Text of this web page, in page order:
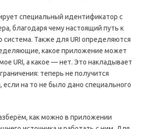
специальный идентификатор с
благодаря чему настоящий путь к
система. Также для URI определяются
какое приложение может
URI, а какое — нет. Это накладывает
теперь не получится
если на то не было дано специального
как можно в приложении